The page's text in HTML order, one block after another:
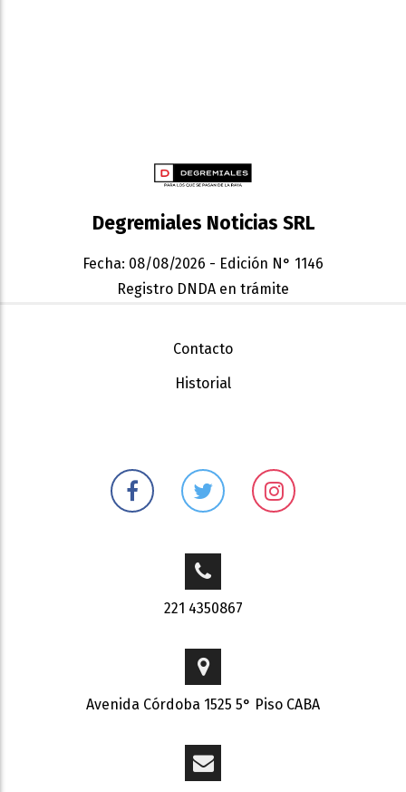
Degremiales Noticias SRL
Fecha: 08/08/2026 - Edición N° 1146
Registro DNDA en trámite
Contacto
Historial
221 4350867
Avenida Córdoba 1525 5° Piso CABA